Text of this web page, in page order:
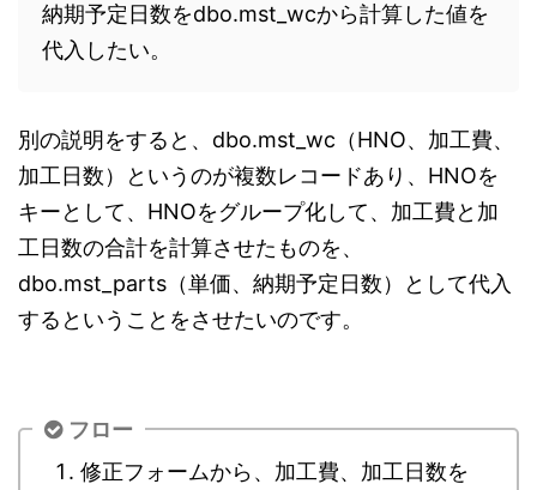
納期予定日数をdbo.mst_wcから計算した値を
代入したい。
別の説明をすると、dbo.mst_wc（HNO、加工費、
加工日数）というのが複数レコードあり、HNOを
キーとして、HNOをグループ化して、加工費と加
工日数の合計を計算させたものを、
dbo.mst_parts（単価、納期予定日数）として代入
するということをさせたいのです。
フロー
修正フォームから、加工費、加工日数を